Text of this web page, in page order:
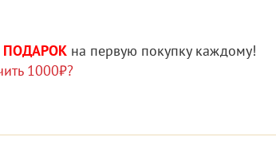
ПОДАРОК на первую покупку каждому!
1000₽?